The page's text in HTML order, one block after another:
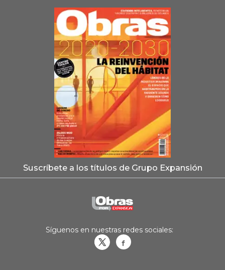
Suscríbete a los títulos de Grupo Expansión
Síguenos en nuestras redes sociales: